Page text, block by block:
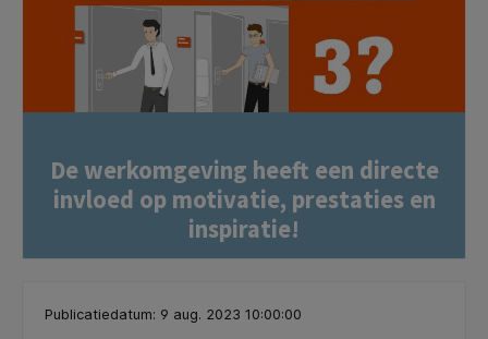
De werkomgeving heeft een directe
invloed op motivatie, prestaties en
inspiratie!
Publicatiedatum: 9 aug. 2023 10:00:00